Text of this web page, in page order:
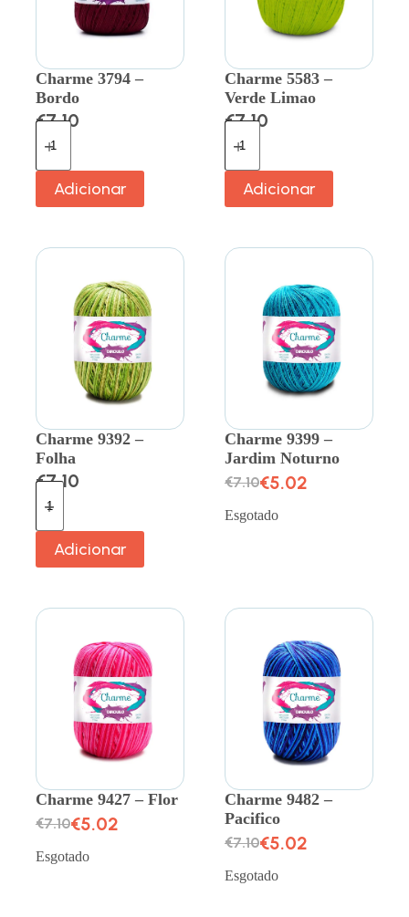
Charme 3794 –
Bordo
€7.10
Adicionar
Charme 5583 –
Verde Limao
€7.10
Adicionar
Charme 9392 –
Folha
€7.10
Adicionar
Charme 9399 –
Jardim Noturno
€7.10€5.02
Esgotado
Charme 9427 – Flor
€7.10€5.02
Esgotado
Charme 9482 –
Pacifico
€7.10€5.02
Esgotado